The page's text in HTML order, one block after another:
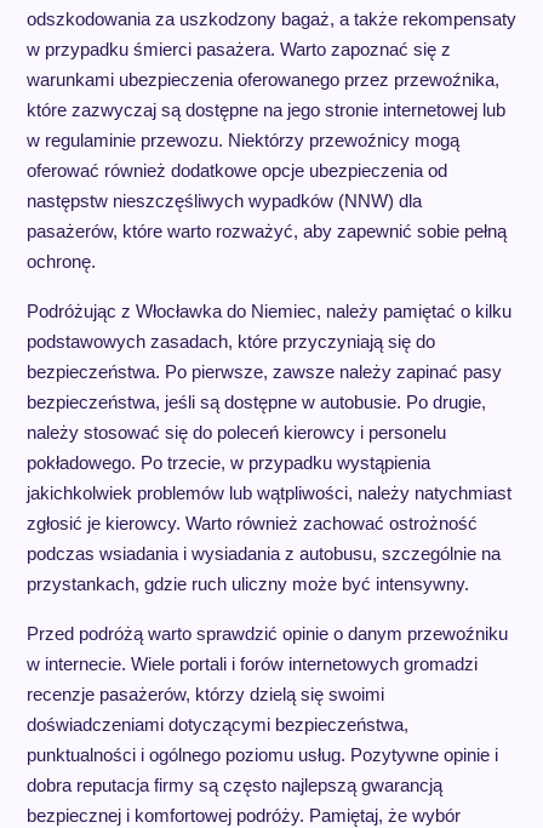
odszkodowania za uszkodzony bagaż, a także rekompensaty
w przypadku śmierci pasażera. Warto zapoznać się z
warunkami ubezpieczenia oferowanego przez przewoźnika,
które zazwyczaj są dostępne na jego stronie internetowej lub
w regulaminie przewozu. Niektórzy przewoźnicy mogą
oferować również dodatkowe opcje ubezpieczenia od
następstw nieszczęśliwych wypadków (NNW) dla
pasażerów, które warto rozważyć, aby zapewnić sobie pełną
ochronę.
Podróżując z Włocławka do Niemiec, należy pamiętać o kilku
podstawowych zasadach, które przyczyniają się do
bezpieczeństwa. Po pierwsze, zawsze należy zapinać pasy
bezpieczeństwa, jeśli są dostępne w autobusie. Po drugie,
należy stosować się do poleceń kierowcy i personelu
pokładowego. Po trzecie, w przypadku wystąpienia
jakichkolwiek problemów lub wątpliwości, należy natychmiast
zgłosić je kierowcy. Warto również zachować ostrożność
podczas wsiadania i wysiadania z autobusu, szczególnie na
przystankach, gdzie ruch uliczny może być intensywny.
Przed podróżą warto sprawdzić opinie o danym przewoźniku
w internecie. Wiele portali i forów internetowych gromadzi
recenzje pasażerów, którzy dzielą się swoimi
doświadczeniami dotyczącymi bezpieczeństwa,
punktualności i ogólnego poziomu usług. Pozytywne opinie i
dobra reputacja firmy są często najlepszą gwarancją
bezpiecznej i komfortowej podróży. Pamiętaj, że wybór